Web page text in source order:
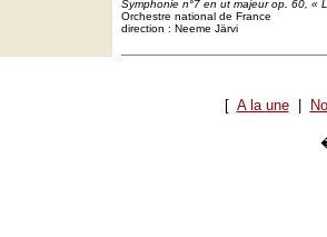
Symphonie n°7 en ut majeur op. 60, «
Orchestre national de France
direction : Neeme Järvi
[ A la une|